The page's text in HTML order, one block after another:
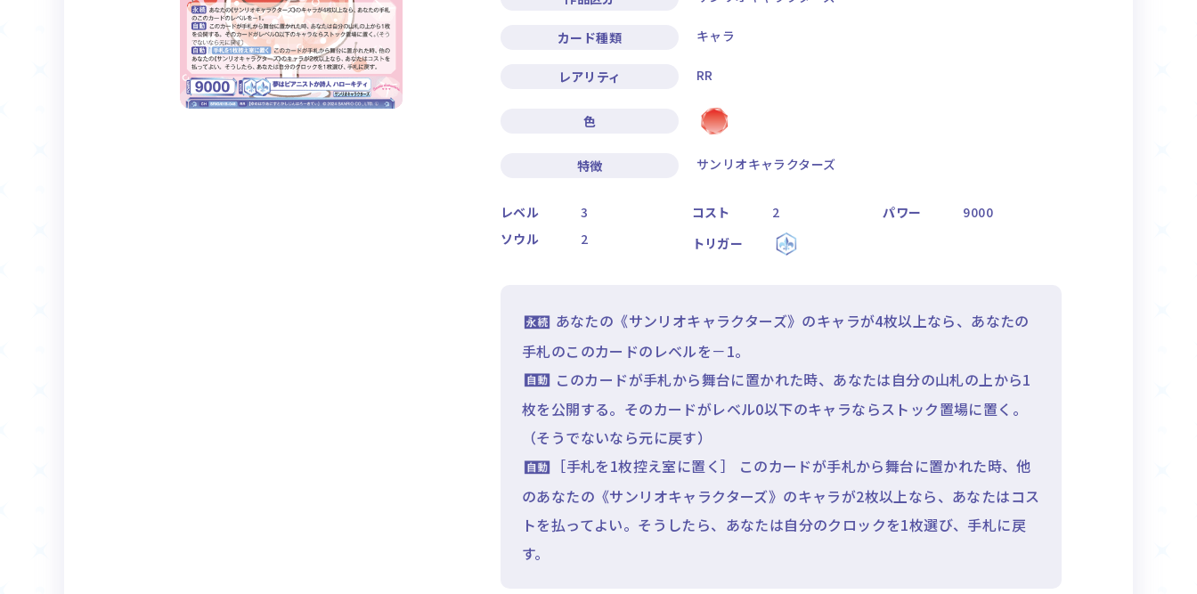
カード種類 キャラ
レアリティ RR
色
特徴 サンリオキャラクターズ
レベル 3 コスト 2 パワー
9000
ソウル
2 トリガー
あなたの《サンリオキャラクターズ》のキャラが4枚以上なら、あなたの
手札のこのカードのレベルを－1。
このカードが手札から舞台に置かれた時、あなたは自分の山札の上から1
枚を公開する。そのカードがレベル0以下のキャラならストック置場に置く。
（そうでないなら元に戻す）
［手札を1枚控え室に置く］ このカードが手札から舞台に置かれた時、他
のあなたの《サンリオキャラクターズ》のキャラが2枚以上なら、あなたはコス
トを払ってよい。そうしたら、あなたは自分のクロックを1枚選び、手札に戻
す。